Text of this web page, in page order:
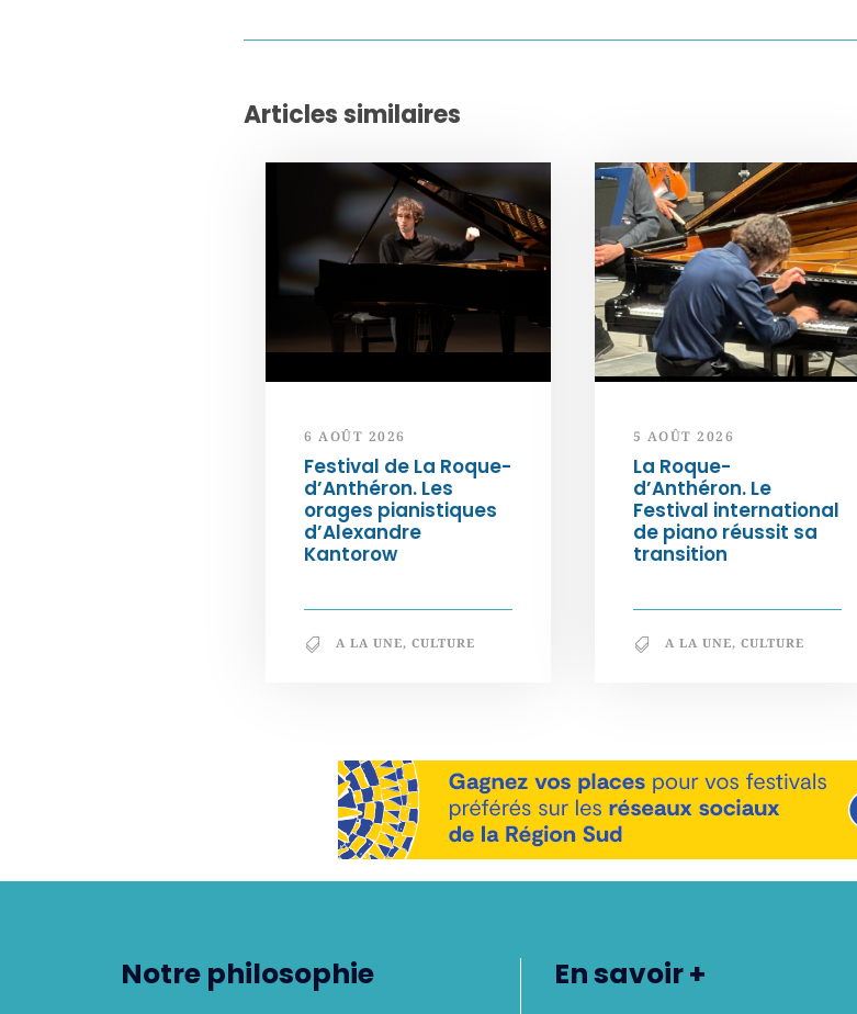
Articles similaires
6 AOÛT 2026
Festival de La Roque-
d’Anthéron. Les
orages pianistiques
d’Alexandre
Kantorow
A LA UNE, CULTURE
5 AOÛT 2026
La Roque-
d’Anthéron. Le
Festival international
de piano réussit sa
transition
A LA UNE, CULTURE
Notre philosophie En savoir +